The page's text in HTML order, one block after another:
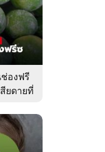
องฟรี
ยดายที่